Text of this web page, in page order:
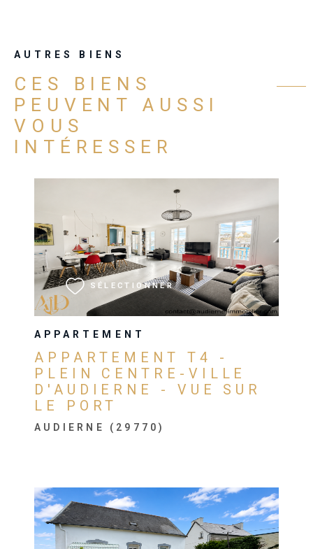
AUTRES BIENS
CES BIENS
PEUVENT AUSSI
VOUS
INTÉRESSER
APPARTEMENT
APPARTEMENT T4 -
PLEIN CENTRE-VILLE
D'AUDIERNE - VUE SUR
LE PORT
AUDIERNE (29770)
SÉLECTIONNER
VOIR LE BIEN